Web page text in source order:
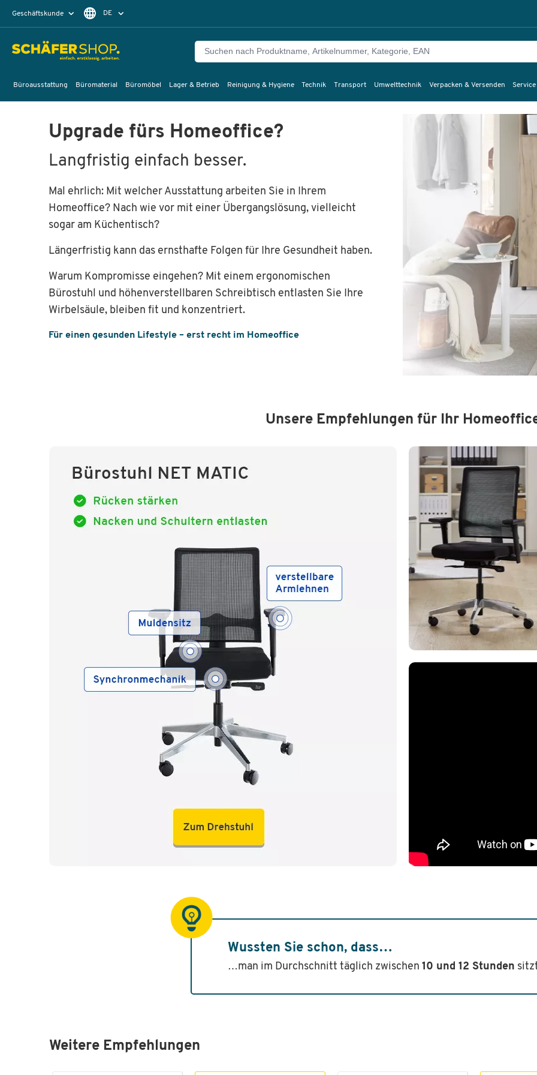
Geschäftskunde DE
EN
Büroausstattung Büromaterial Büromöbel Lager & Betrieb Reinigung & Hygiene Technik Transport Umwelttechnik Verpacken & Versenden
Upgrade fürs Homeoffice?
Langfristig einfach besser.
Mal ehrlich: Mit welcher Ausstattung arbeiten Sie in Ihrem
Homeoffice? Nach wie vor mit einer Übergangslösung, vielleicht
sogar am Küchentisch?
Längerfristig kann das ernsthafte Folgen für Ihre Gesundheit haben.
Warum Kompromisse eingehen? Mit einem ergonomischen
Bürostuhl und höhenverstellbaren Schreibtisch entlasten Sie Ihre
Wirbelsäule, bleiben fit und konzentriert.
Für einen gesunden Lifestyle – erst recht im Homeoffice
Unsere Empfehlungen für Ihr
Wussten Sie schon, dass…
…man im Durchschnitt täglich zwischen 10 und 12 Stunden
Weitere Empfehlungen